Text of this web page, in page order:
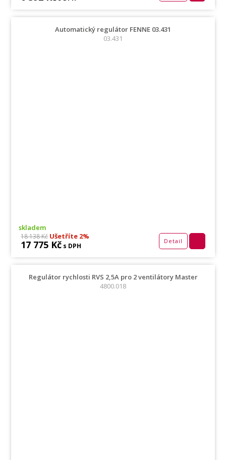
Automatický regulátor FENNE 03.431
03.431
skladem
18 138 KčUšetříte 2%
17 775 Kč s DPH
Detail
Regulátor rychlosti RVS 2,5A pro 2 ventilátory Master
4800.018